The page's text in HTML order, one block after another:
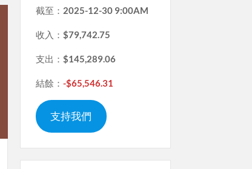
截至： 2025-12-30 9:00AM
收入： $79,742.75
支出： $145,289.06
結餘： -$65,546.31
支持我們